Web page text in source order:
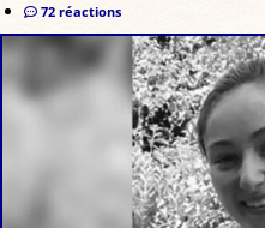
72 réactions